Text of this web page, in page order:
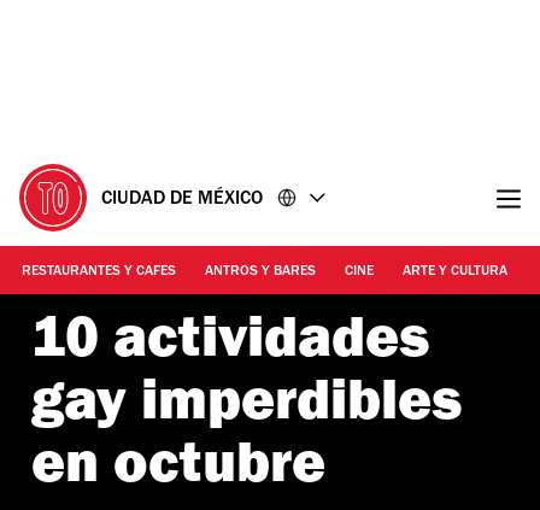
CIUDAD DE MÉXICO
RESTAURANTES Y CAFES ANTROS Y BARES CINE ARTE Y CULTURA
10 actividades
gay imperdibles
en octubre